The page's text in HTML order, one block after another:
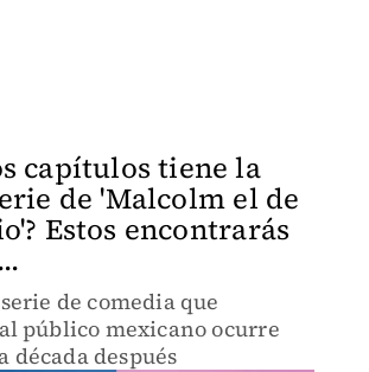
capítulos tiene la
de 'Malcolm el de
Estos encontrarás
de comedia que
público mexicano ocurre
década después